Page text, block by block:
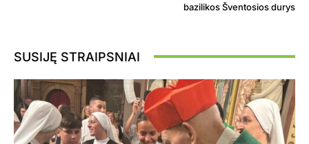
bazilikos Šventosios durys
SUSIJĘ STRAIPSNIAI